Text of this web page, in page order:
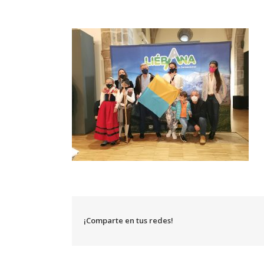
¡Comparte en tus redes!